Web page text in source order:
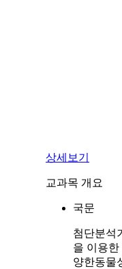
상세보기
교과목 개요
국문
첨단분석
을 이용한
양한동물